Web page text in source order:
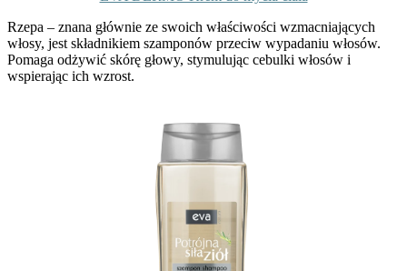
Rzepa – znana głównie ze swoich właściwości wzmacniających
włosy, jest składnikiem szamponów przeciw wypadaniu włosów.
Pomaga odżywić skórę głowy, stymulując cebulki włosów i
wspierając ich wzrost.